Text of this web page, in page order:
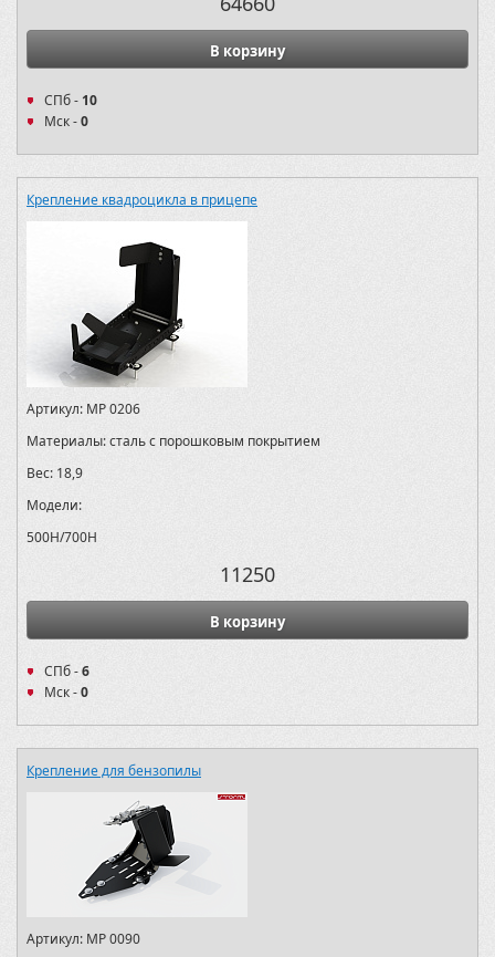
В корзину
СПб - 10
Мск -0
Крепление квадроцикла в прицепе
Артикул: MP 0206
Материалы:сталь с порошковым покрытием
Вес: 18,9
Модели:
500H/700H
11250
В корзину
СПб -6
Мск -0
Крепление для бензопилы
Артикул: MP 0090